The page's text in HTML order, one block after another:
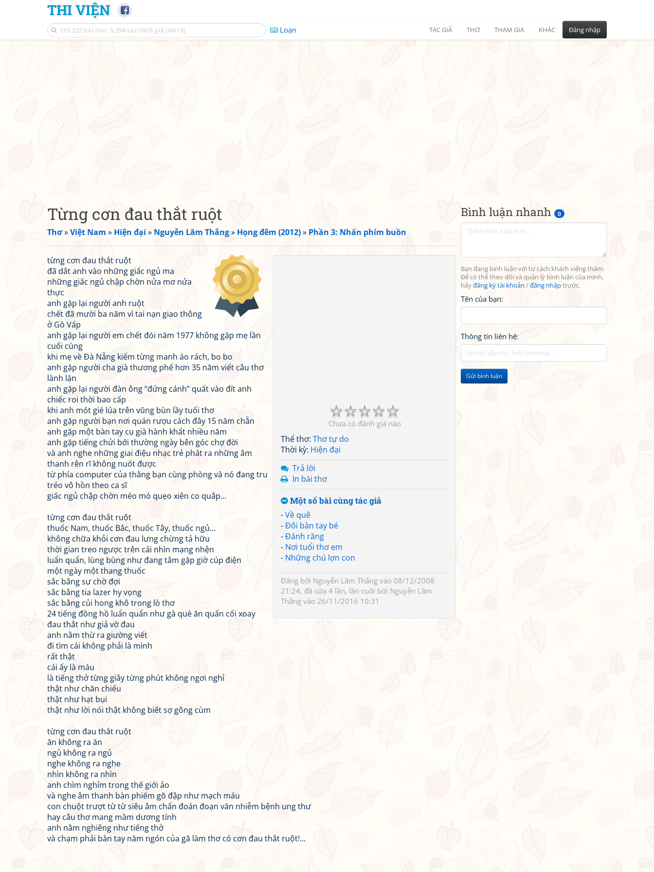
THI VIỆN
Loạn TÁC GIẢ THƠ THAM GIA KHÁC Đăng nhập
Bình luận nhanh 0
Bạn đang bình luận với tư cách khách viếng thăm.
Để có thể theo dõi và quản lý bình luận của mình,
hãyđăng ký tài khoản /đăng nhậptrước.
Tên của bạn:
Thông tin liên hệ:
Gửi bình luận
Từng cơn đau thắt ruột
Thơ»Việt Nam » Hiện đại » Nguyễn Lãm Thắng» Họng đêm (2012)» Phần 3: Nhấn phím buồn
☆
☆
☆
☆
☆
Chưa có đánh giá nào
Thể thơ: Thơ tự do
Thời kỳ: Hiện đại
Trả lời
In bài thơ
Một số bài cùng tác giả
-Về quê
-Đôi bàn tay bé
-Đánh răng
- Nơi tuổi thơ em
- Những chú lợn con
Đăng bởi Nguyễn Lãm Thắng vào 08/12/2008
21:24, đã sửa 4 lần, lần cuối bởi Nguyễn Lãm
Thắng vào 26/11/2016 10:31
từng cơn đau thắt ruột
đã dắt anh vào những giấc ngủ ma
những giấc ngủ chập chờn nửa mơ nửa
thực
anh gặp lại người anh ruột
chết đã mười ba năm vì tai nạn giao thông
ở Gò Vấp
anh gặp lại người em chết đói năm 1977 không gặp mẹ lần
cuối cùng
khi mẹ về Đà Nẵng kiếm từng manh áo rách, bo bo
anh gặp người cha già thương phế hơn 35 năm viết câu thơ
lành lặn
anh gặp lại người đàn ông “đứng cánh” quất vào đít anh
chiếc roi thời bao cấp
khi anh mót gié lúa trên vũng bùn lầy tuổi thơ
anh gặp người bạn nơi quán rượu cách đây 15 năm chẵn
anh gặp một bàn tay cụ già hành khất nhiều năm
anh gặp tiếng chửi bới thường ngày bên góc chợ đời
và anh nghe những giai điệu nhạc trẻ phát ra những âm
thanh rên rĩ không nuốt được
từ phía computer của thằng bạn cùng phòng và nó đang tru
tréo vô hồn theo ca sĩ
giấc ngủ chập chờn méo mó quẹo xiên co quắp…
từng cơn đau thắt ruột
thuốc Nam, thuốc Bắc, thuốc Tây, thuốc ngủ…
không chữa khỏi cơn đau lưng chừng tả hữu
thời gian treo ngược trên cái nhìn mạng nhện
luẩn quẩn, lùng bùng như đang tắm gặp giờ cúp điện
một ngày một thang thuốc
sắc bằng sự chờ đợi
sắc bằng tia lazer hy vọng
sắc bằng củi hong khô trong lò thơ
24 tiếng đồng hồ luẩn quẩn như gà què ăn quẩn cối xoay
đau thắt như giả vờ đau
anh nằm thừ ra giường viết
đi tìm cái không phải là mình
rất thật
cái ấy là máu
là tiếng thở từng giây từng phút không ngơi nghỉ
thật như chăn chiếu
thật như hạt bụi
thật như lời nói thật không biết sợ gông cùm
từng cơn đau thắt ruột
ăn không ra ăn
ngủ không ra ngủ
nghe không ra nghe
nhìn không ra nhìn
anh chìm nghỉm trong thế giới ảo
và nghe âm thanh bàn phiếm gõ đập như mạch máu
con chuột trượt từ từ siêu âm chẩn đoán đoạn văn nhiễm bệnh ung thư
hay câu thơ mang mầm dương tính
anh nằm nghiêng như tiếng thở
và chạm phải bàn tay năm ngón của gã làm thơ có cơn đau thắt ruột!...